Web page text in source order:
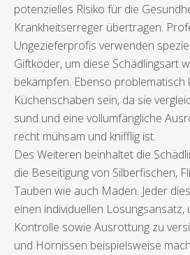
potenzielles Risiko für die
Krankheitserreger übertragen.
Ungezieferprofis verwenden
Giftköder, um diese Schädlingsart
bekämpfen. Ebenso problematisch
Küchenschaben sein, da sie
sund und eine vollumfängliche
recht mühsam und knifflig ist.
Des Weiteren beinhaltet die
die Beseitigung von Silberfischen,
Tauben wie auch Maden. Jeder
einen individuellen Lösungsansatz,
Kontrolle sowie Ausrottung zu
und Hornissen beispielsweise